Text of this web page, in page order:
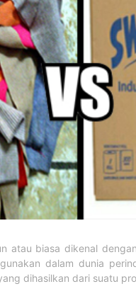
atau biasa dikenal
dalam dunia
dihasilkan dari suatu